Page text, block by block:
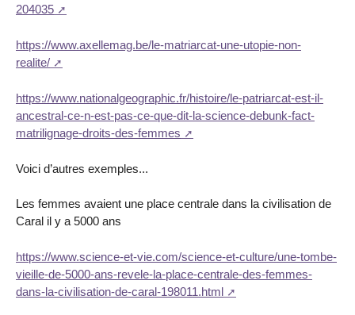
204035
https://www.axellemag.be/le-matriarcat-une-utopie-non-
realite/
https://www.nationalgeographic.fr/histoire/le-patriarcat-est-il-
ancestral-ce-n-est-pas-ce-que-dit-la-science-debunk-fact-
matrilignage-droits-des-femmes
Voici d’autres exemples...
Les femmes avaient une place centrale dans la civilisation de
Caral il y a 5000 ans
https://www.science-et-vie.com/science-et-culture/une-tombe-
vieille-de-5000-ans-revele-la-place-centrale-des-femmes-
dans-la-civilisation-de-caral-198011.html